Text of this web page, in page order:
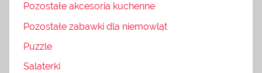
Pozostałe akcesoria kuchenne
Pozostałe zabawki dla niemowląt
Puzzle
Salaterki